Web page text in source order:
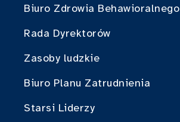
Biuro Zdrowia Behawioralnego
Rada Dyrektorów
Zasoby ludzkie
Biuro Planu Zatrudnienia
Starsi Liderzy